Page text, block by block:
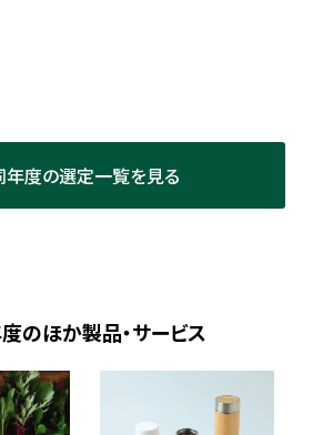
年度の選定一覧を見る
のほか製品・サービス